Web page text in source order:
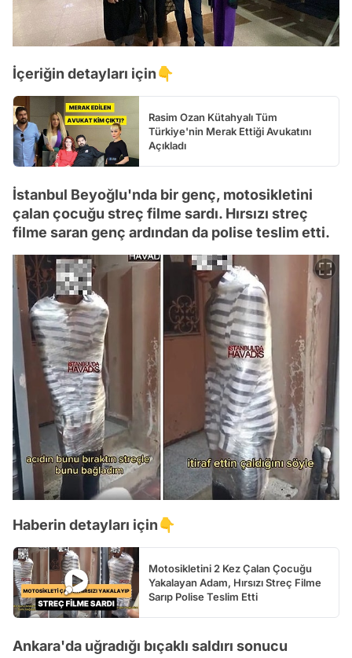
İçeriğin detayları için👇
Rasim Ozan Kütahyalı Tüm
Türkiye'nin Merak Ettiği Avukatını
Açıkladı
İstanbul Beyoğlu'nda bir genç, motosikletini
çalan çocuğu streç filme sardı. Hırsızı streç
filme saran genç ardından da polise teslim etti.
Haberin detayları için👇
Motosikletini 2 Kez Çalan Çocuğu
Yakalayan Adam, Hırsızı Streç Filme
Sarıp Polise Teslim Etti
Ankara'da uğradığı bıçaklı saldırı sonucu